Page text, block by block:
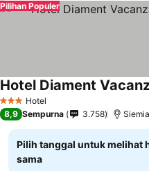
Pilihan Populer
3 BintangHotel
8,9 Sempurna 3.758
Pilih tanggal untuk melihat
sama